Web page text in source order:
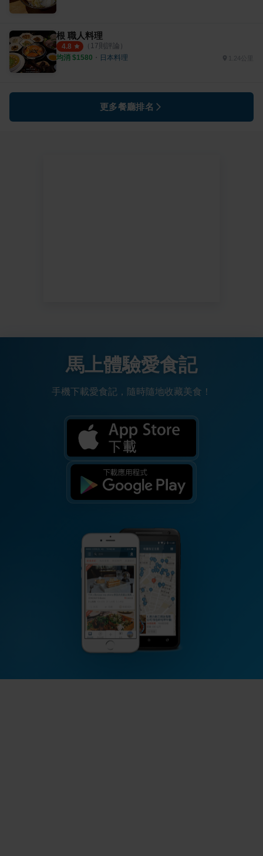
根 職人料理
4.8 （ 17則評論）
均消 $1580 ・ 日本料理 1.24公里
更多餐廳排名
馬上體驗愛食記
手機下載愛食記，隨時隨地收藏美食！